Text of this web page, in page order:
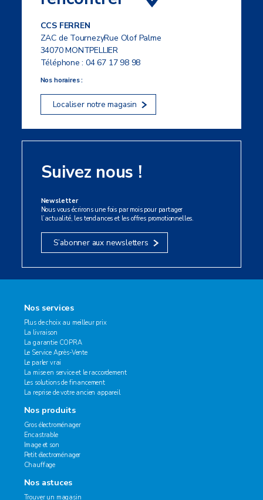
CCS FERREN
ZAC de TournezyRue Olof Palme
34070 MONTPELLIER
Téléphone :04 67 17 98 98
Nos horaires :
Localiser notre magasin
Suivez nous !
Newsletter
Nous vous écrirons une fois par mois pour partager
l’actualité, les tendances et les offres promotionnelles.
S’abonner aux newsletters
Nos services
Plus de choix au meilleur prix
La livraison
La garantie COPRA
Le Service Après-Vente
Le parler vrai
La mise en service et le raccordement
Les solutions de financement
La reprise de votre ancien appareil
Nos produits
Gros électroménager
Encastrable
Image et son
Petit électroménager
Chauffage
Nos astuces
Trouver un magasin